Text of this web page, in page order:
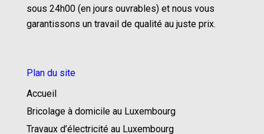
sous 24h00 (en jours ouvrables) et nous vous
garantissons un travail de qualité au juste prix.
Plan du site
Accueil
Bricolage à domicile au Luxembourg
Travaux d’électricité au Luxembourg